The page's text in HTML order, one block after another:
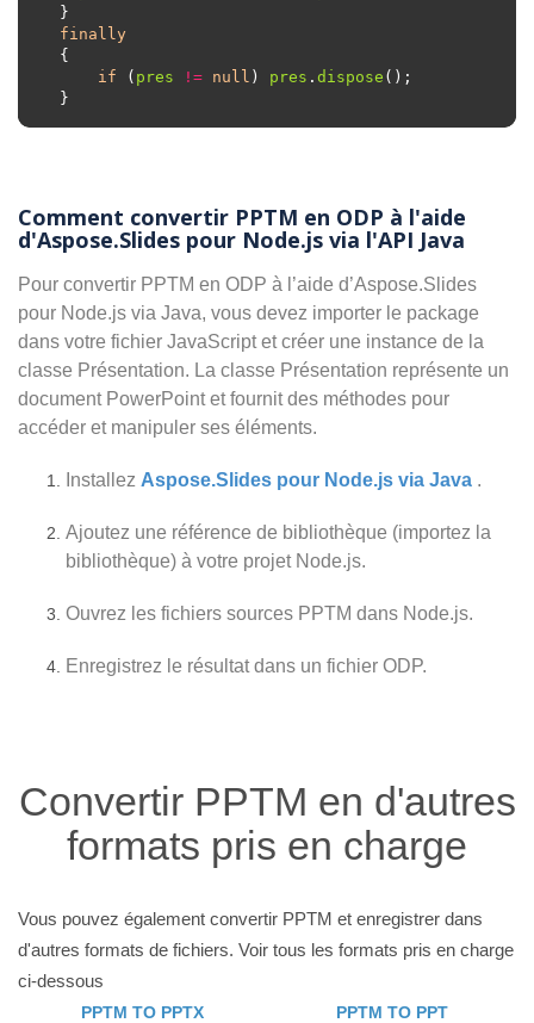
finally
if ( pres != null ) pres . dispose
Comment convertir PPTM en ODP à l'aide
d'Aspose.Slides pour Node.js via l'API Java
Pour convertir PPTM en ODP à l’aide d’Aspose.Slides
pour Node.js via Java, vous devez importer le package
dans votre fichier JavaScript et créer une instance de la
classe Présentation. La classe Présentation représente un
document PowerPoint et fournit des méthodes pour
accéder et manipuler ses éléments.
Installez Aspose.Slides pour Node.js via Java .
Ajoutez une référence de bibliothèque (importez la
bibliothèque) à votre projet Node.js.
Ouvrez les fichiers sources PPTM dans Node.js.
Enregistrez le résultat dans un fichier ODP.
Convertir PPTM en d'autres
formats pris en charge
Vous pouvez également convertir PPTM et enregistrer dans
d'autres formats de fichiers. Voir tous les formats pris en charge
ci-dessous
PPTM TO PPTX PPTM TO PPT